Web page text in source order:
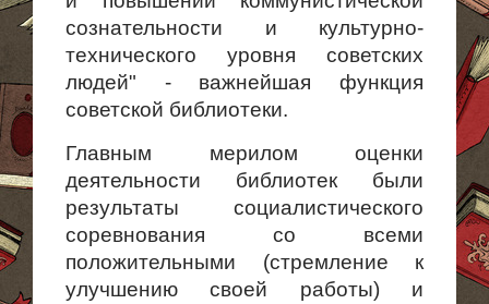
сознательности и культурно-
технического уровня советских
людей" - важнейшая функция
советской библиотеки.
Главным мерилом оценки
деятельности библиотек были
результаты социалистического
соревнования со всеми
положительными (стремление к
улучшению своей работы) и